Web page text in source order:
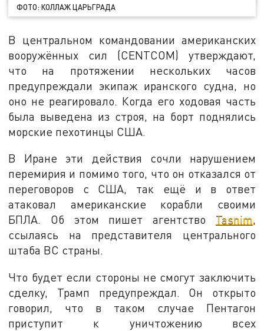
ФОТО: КОЛЛАЖ ЦАРЬГРАДА
В центральном командовании американских
вооружённых сил (CENTCOM) утверждают,
что на протяжении нескольких часов
предупреждали экипаж иранского судна, но
оно не реагировало. Когда его ходовая часть
была выведена из строя, на борт поднялись
морские пехотинцы США.
В Иране эти действия сочли нарушением
перемирия и помимо того, что он отказался от
переговоров с США, так ещё и в ответ
атаковал американские корабли своими
БПЛА. Об этом пишет агентство Tasnim,
ссылаясь на представителя центрального
штаба ВС страны.
Что будет если стороны не смогут заключить
сделку, Трамп предупреждал. Он открыто
говорил, что в таком случае Пентагон
приступит к уничтожению всех